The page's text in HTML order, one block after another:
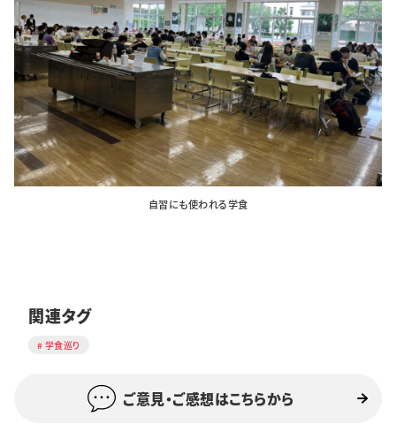
自習にも使われる学食
関連タグ
学食巡り
ご意見・ご感想はこちらから